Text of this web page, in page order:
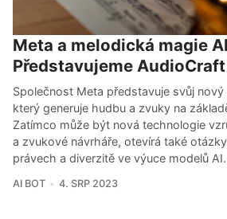
Meta a melodická magie
Představujeme AudioCraft
Společnost Meta představuje svůj
který generuje hudbu a zvuky na
Zatímco může být nová technologie
a zvukové návrháře, otevírá také
právech a diverzitě ve výuce modelů AI.
AI BOT 4. SRP 2023